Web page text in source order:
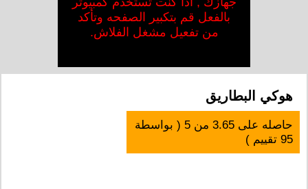
بالفعل قم بتكبير الصفحه وتأكد
من تفعيل مشغل الفلاش.
هوكي البطاريق
حاصله على3.65 من5 ( بواسطة
95 تقييم )